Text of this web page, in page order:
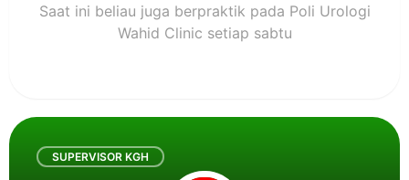
Saat ini beliau juga berpraktik pada Poli Urologi
Wahid Clinic setiap sabtu
SUPERVISOR KGH